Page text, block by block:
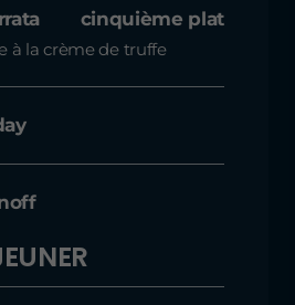
cinquième plat
à la crème de truffe